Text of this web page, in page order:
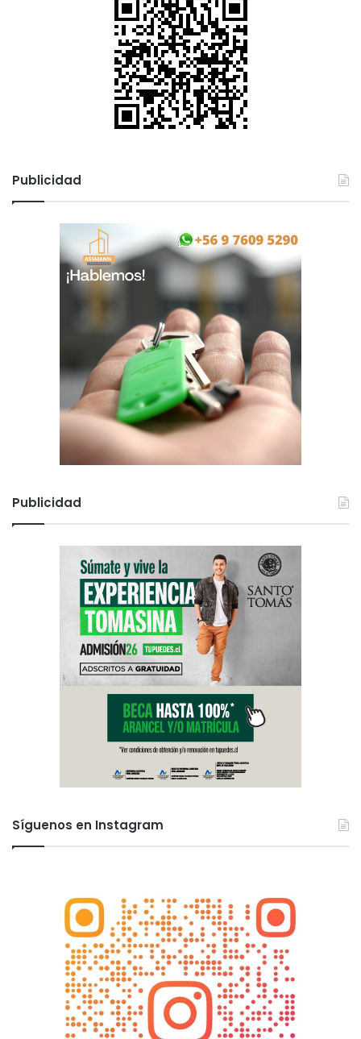
Publicidad
Publicidad
Síguenos en Instagram